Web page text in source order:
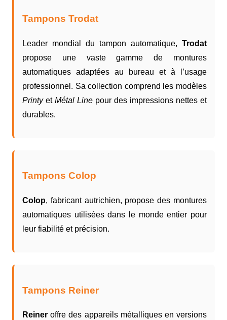
Tampons Trodat
Leader mondial du tampon automatique, Trodat
propose une vaste gamme de montures
automatiques adaptées au bureau et à l’usage
professionnel. Sa collection comprend les modèles
Printyet Métal Line pour des impressions nettes et
durables.
Tampons Colop
Colop, fabricant autrichien, propose des montures
automatiques utilisées dans le monde entier pour
leur fiabilité et précision.
Tampons Reiner
Reiner offre des appareils métalliques en versions